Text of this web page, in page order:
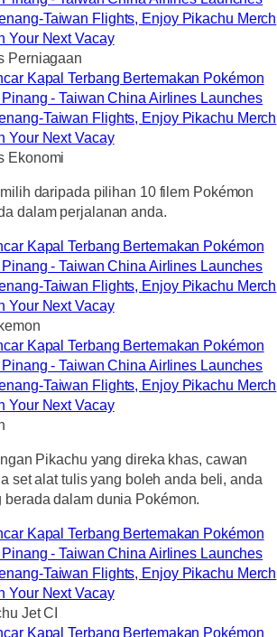
Perniagaan
Ekonomi
daripada pilihan 10 filem Pokémon
dalam perjalanan anda.
Pikachu yang direka khas, cawan
set alat tulis yang boleh anda beli, anda
dalam dunia Pokémon.
Jet CI